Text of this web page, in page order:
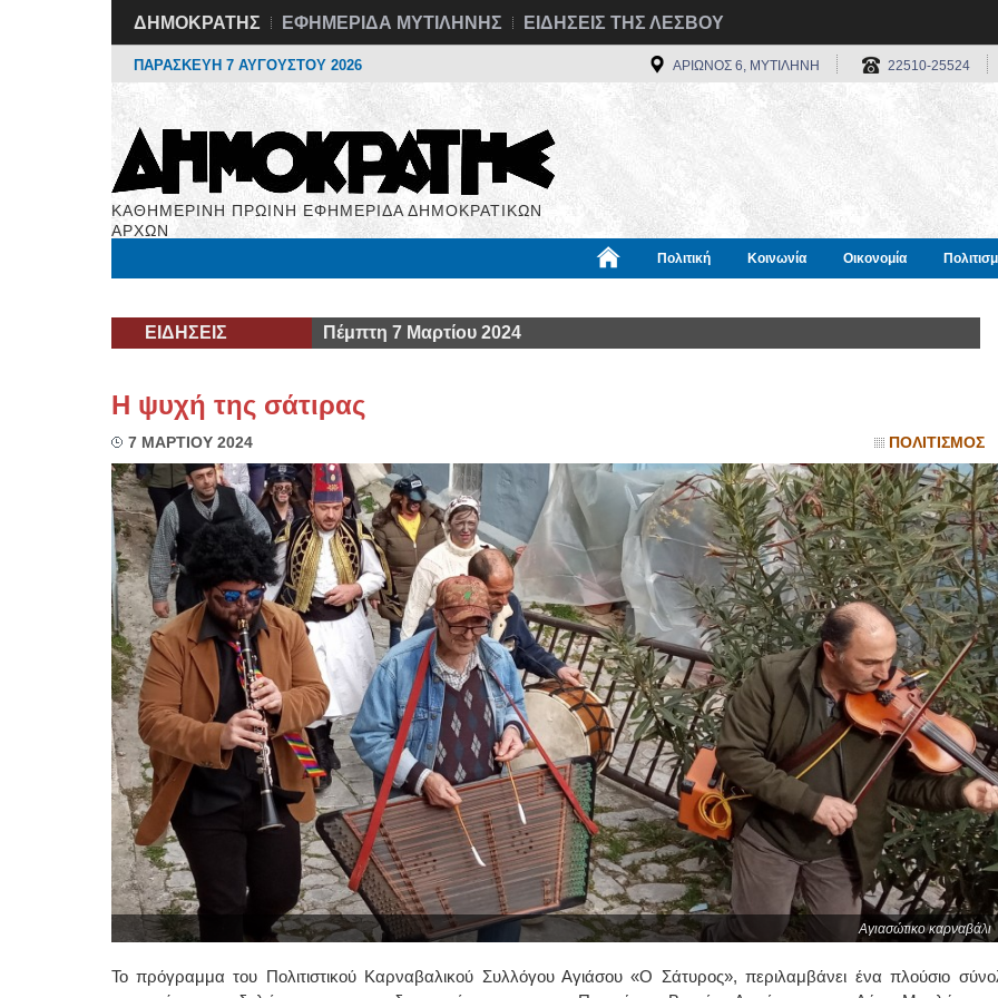
ΔΗΜΟΚΡΑΤΗΣ ΕΦΗΜΕΡΙΔΑ ΜΥΤΙΛΗΝΗΣ ΕΙΔΗΣΕΙΣ ΤΗΣ ΛΕΣΒΟΥ
ΠΑΡΑΣΚΕΥΗ 7 ΑΥΓΟΥΣΤΟΥ 2026 ΑΡΙΩΝΟΣ 6, ΜΥΤΙΛΗΝΗ 22510-25524
ΚΑΘΗΜΕΡΙΝΗ ΠΡΩΙΝΗ ΕΦΗΜΕΡΙΔΑ ΔΗΜΟΚΡΑΤΙΚΩΝ
ΑΡΧΩΝ
Πολιτική Κοινωνία Οικονομία
ΕΙΔΗΣΕΙΣ Πέμπτη 7 Μαρτίου 2024
Η ψυχή της σάτιρας
7 ΜΑΡΤΙΟΥ 2024 ΠΟΛΙΤΙΣΜΟΣ
Αγιασώτικο καρναβάλι
Το πρόγραμμα του Πολιτιστικού Καρναβαλικού Συλλόγου Αγιάσου «Ο Σάτυρος», περιλαμβάνει ένα πλούσιο